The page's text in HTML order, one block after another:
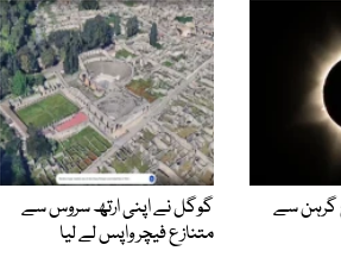
گرہن سے
گوگل نے اپنی ارتھ سروس سے
متنازع فیچر واپس لے لیا